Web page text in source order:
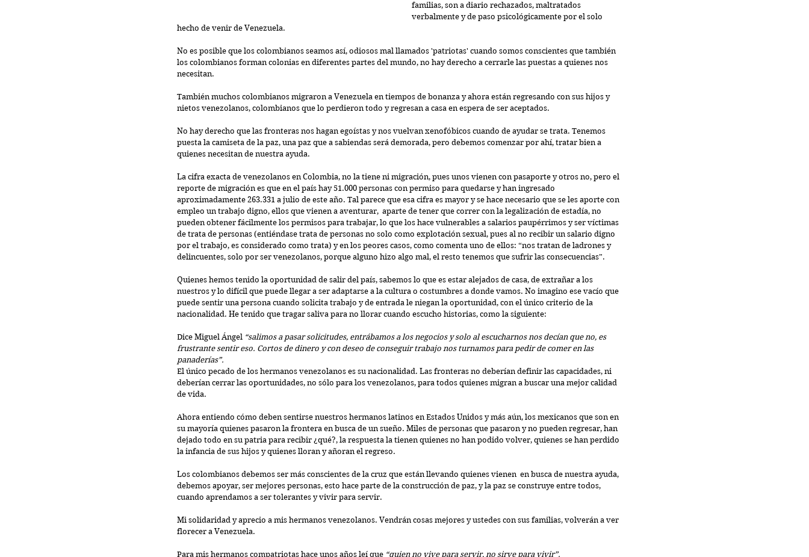
familias, son a diario rechazados, maltratados
verbalmente y de paso psicológicamente por el solo
hecho de venir de Venezuela.
No es posible que los colombianos seamos así, odiosos mal llamados 'patriotas' cuando somos conscientes que también
los colombianos forman colonias en diferentes partes del mundo, no hay derecho a cerrarle las puestas a quienes nos
necesitan.
También muchos colombianos migraron a Venezuela en tiempos de bonanza y ahora están regresando con sus hijos y
nietos venezolanos, colombianos que lo perdieron todo y regresan a casa en espera de ser aceptados.
No hay derecho que las fronteras nos hagan egoístas y nos vuelvan xenofóbicos cuando de ayudar se trata. Tenemos
puesta la camiseta de la paz, una paz que a sabiendas será demorada, pero debemos comenzar por ahí, tratar bien a
quienes necesitan de nuestra ayuda.
La cifra exacta de venezolanos en Colombia, no la tiene ni migración, pues unos vienen con pasaporte y otros no, pero el
reporte de migración es que en el país hay 51.000 personas con permiso para quedarse y han ingresado
aproximadamente 263.331 a julio de este año. Tal parece que esa cifra es mayor y se hace necesario que se les aporte con
empleo un trabajo digno, ellos que vienen a aventurar,  aparte de tener que correr con la legalización de estadía, no
pueden obtener fácilmente los permisos para trabajar, lo que los hace vulnerables a salarios paupérrimos y ser víctimas
de trata de personas (entiéndase trata de personas no solo como explotación sexual, pues al no recibir un salario digno
por el trabajo, es considerado como trata) y en los peores casos, como comenta uno de ellos: “nos tratan de ladrones y
delincuentes, solo por ser venezolanos, porque alguno hizo algo mal, el resto tenemos que sufrir las consecuencias”.
Quienes hemos tenido la oportunidad de salir del país, sabemos lo que es estar alejados de casa, de extrañar a los
nuestros y lo difícil que puede llegar a ser adaptarse a la cultura o costumbres a donde vamos. No imagino ese vacío que
puede sentir una persona cuando solicita trabajo y de entrada le niegan la oportunidad, con el único criterio de la
nacionalidad. He tenido que tragar saliva para no llorar cuando escucho historias, como la siguiente:
Dice Miguel Ángel “salimos a pasar solicitudes, entrábamos a los negocios y solo al escucharnos nos decían que no, es
frustrante sentir eso. Cortos de dinero y con deseo de conseguir trabajo nos turnamos para pedir de comer en las
panaderías”.
El único pecado de los hermanos venezolanos es su nacionalidad. Las fronteras no deberían definir las capacidades, ni
deberían cerrar las oportunidades, no sólo para los venezolanos, para todos quienes migran a buscar una mejor calidad
de vida.
Ahora entiendo cómo deben sentirse nuestros hermanos latinos en Estados Unidos y más aún, los mexicanos que son en
su mayoría quienes pasaron la frontera en busca de un sueño. Miles de personas que pasaron y no pueden regresar, han
dejado todo en su patria para recibir ¿qué?, la respuesta la tienen quienes no han podido volver, quienes se han perdido
la infancia de sus hijos y quienes lloran y añoran el regreso.
Los colombianos debemos ser más conscientes de la cruz que están llevando quienes vienen  en busca de nuestra ayuda,
debemos apoyar, ser mejores personas, esto hace parte de la construcción de paz, y la paz se construye entre todos,
cuando aprendamos a ser tolerantes y vivir para servir.
Mi solidaridad y aprecio a mis hermanos venezolanos. Vendrán cosas mejores y ustedes con sus familias, volverán a ver
florecer a Venezuela.
Para mis hermanos compatriotas hace unos años leí que “quien no vive para servir, no sirve para vivir”.